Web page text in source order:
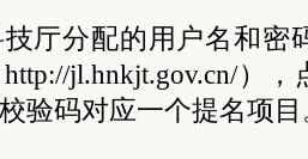
厅分配的用户名和密
jl.hnkjt.gov.cn/）
验码对应一个提名项目